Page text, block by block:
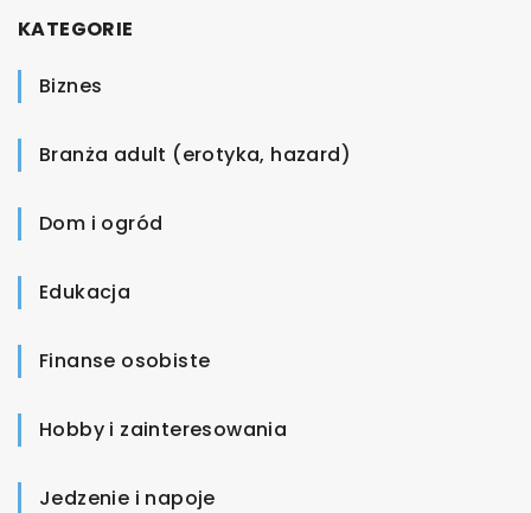
KATEGORIE
Biznes
Branża adult (erotyka, hazard)
Dom i ogród
Edukacja
Finanse osobiste
Hobby i zainteresowania
Jedzenie i napoje